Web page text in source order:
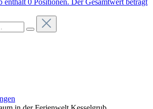
enthält 0 Positionen. Der Gesamtwert beträgt